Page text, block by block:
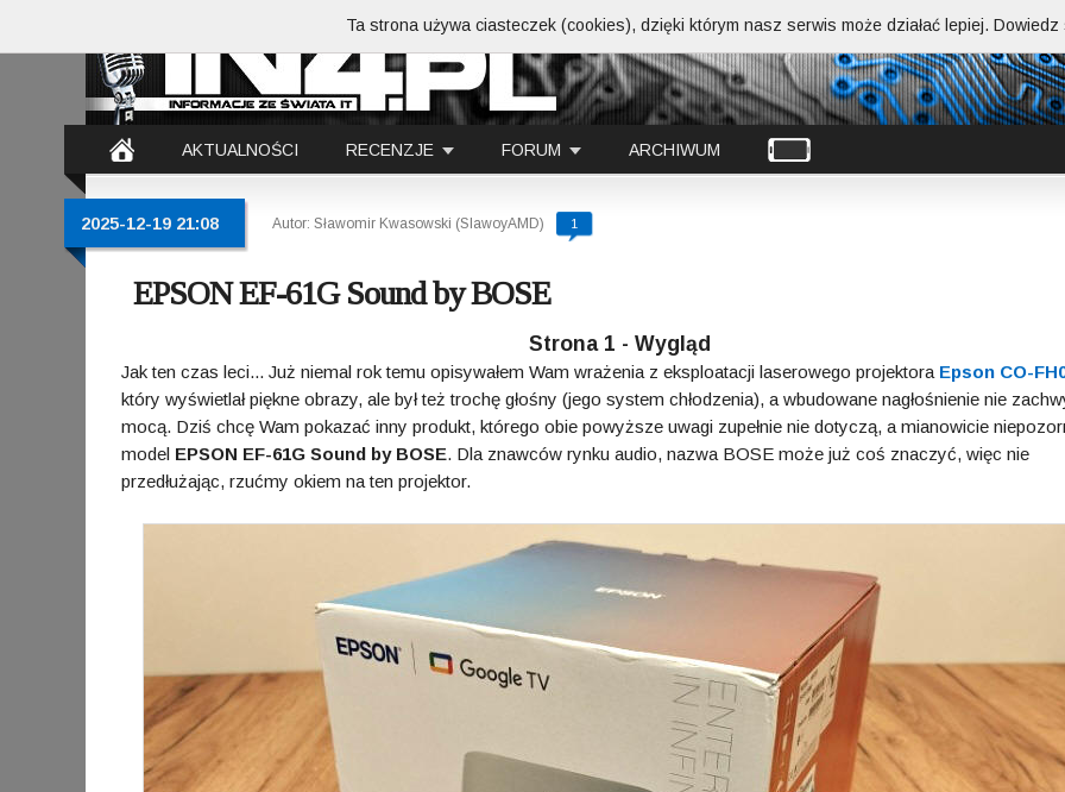
AKTUALNOŚCI RECENZJE FORUM ARCHIWUM
2025-12-19 21:08 Autor: Sławomir Kwasowski (SlawoyAMD) 1
EPSON EF-61G Sound by BOSE
Strona 1 - Wygląd
Jak ten czas leci... Już niemal rok temu opisywałem Wam wrażenia z eksploatacji laserowego projektora Epson CO-
który wyświetlał piękne obrazy, ale był też trochę głośny (jego system chłodzenia), a wbudowane nagłośnienie nie
mocą. Dziś chcę Wam pokazać inny produkt, którego obie powyższe uwagi zupełnie nie dotyczą, a mianowicie
model EPSON EF-61G Sound by BOSE. Dla znawców rynku audio, nazwa BOSE może już coś znaczyć, więc nie
przedłużając, rzućmy okiem na ten projektor.
Ta strona używa ciasteczek (cookies), dzięki którym nasz serwis może działać lepiej. Dowiedz